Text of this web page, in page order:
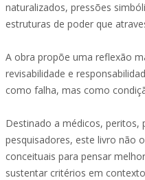
naturalizados, pressões
estruturas de poder que
A obra propõe uma reflexão
revisabilidade e
como falha, mas como
Destinado a médicos, peritos,
pesquisadores, este livro não
conceituais para pensar
sustentar critérios em